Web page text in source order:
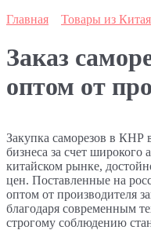
Главная
Товары из Китая
Заказ
оптом от
Закупка саморезов в КНР
бизнеса за счет широкого
китайском рынке,
цен. Поставленные на
оптом от производителя
благодаря современным
строгому соблюдению